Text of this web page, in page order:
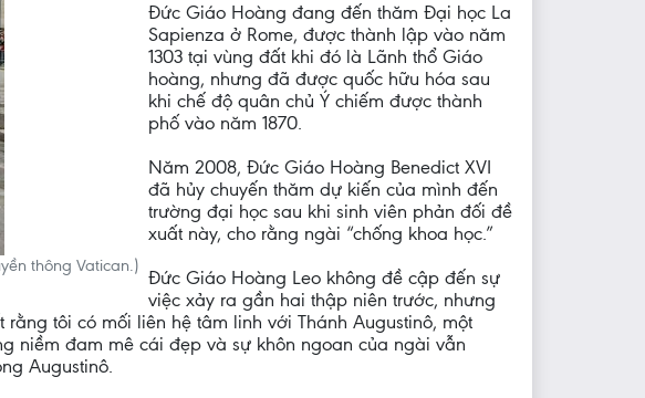
thông Vatican.)
Đức Giáo Hoàng đang đến thăm Đại học La
Sapienza ở Rome, được thành lập vào năm
1303 tại vùng đất khi đó là Lãnh thổ Giáo
hoàng, nhưng đã được quốc hữu hóa sau
khi chế độ quân chủ Ý chiếm được thành
phố vào năm 1870.
Năm 2008, Đức Giáo Hoàng Benedict XVI
đã hủy chuyến thăm dự kiến của mình đến
trường đại học sau khi sinh viên phản đối đề
xuất này, cho rằng ngài “chống khoa học.”
Đức Giáo Hoàng Leo không đề cập đến sự
việc xảy ra gần hai thập niên trước, nhưng
tôi có mối liên hệ tâm linh với Thánh Augustinô, một
niềm đam mê cái đẹp và sự khôn ngoan của ngài vẫn
Augustinô.